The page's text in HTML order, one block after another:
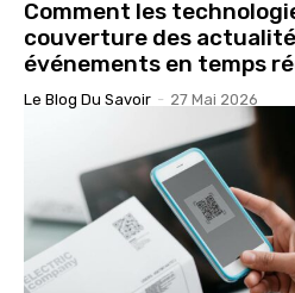
Comment les
couverture des
événements en temps
Le Blog Du Savoir - 27 Mai 2026